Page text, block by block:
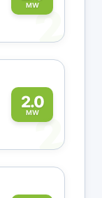
MW2
2.0
MW2